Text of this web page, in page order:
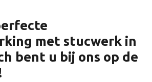
met stucwerk in
bent u bij ons op de